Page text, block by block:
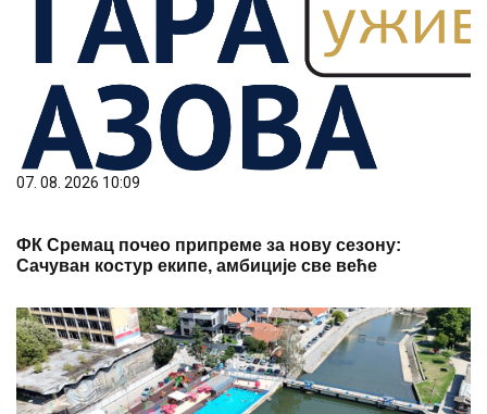
07. 08. 2026 10:09
ФК Сремац почео припреме за нову сезону:
Сачуван костур екипе, амбиције све веће